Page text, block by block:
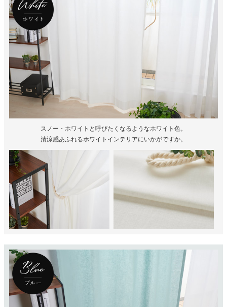
スノー・ホワイトと呼びたくなるようなホワイト色。
清涼感あふれるホワイトインテリアにいかがですか。